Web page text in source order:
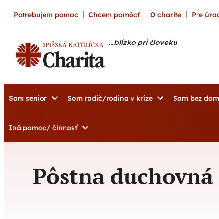
Potrebujem pomoc Chcem pomôcť O charite Pre
…blízko pri človeku
Som senior Som rodič/rodina v kríze Som bez
Iná pomoc/ činnosť
Pôstna